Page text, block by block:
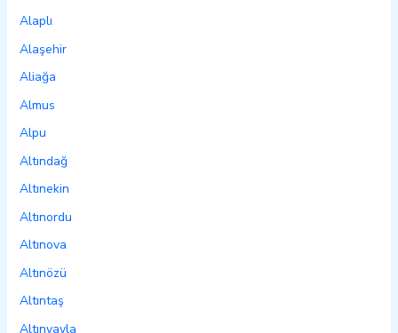
Alaplı
Alaşehir
Aliağa
Almus
Alpu
Altındağ
Altınekin
Altınordu
Altınova
Altınözü
Altıntaş
Altınyayla